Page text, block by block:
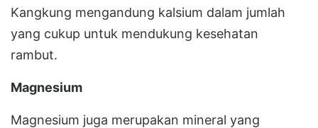
Kangkung mengandung kalsium dalam jumlah
yang cukup untuk mendukung kesehatan
rambut.
Magnesium
Magnesium juga merupakan mineral yang